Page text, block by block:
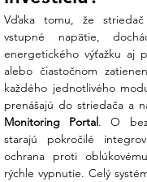
SafeDC™, ktorá
napätie v kábloch na
pri vypnutí striedača,
majetok aj servisných
Jednoduché
(SetApp):Žiadne
Konfigurácia
cez váš smartfón
aplikácie SolarEdge
Vďaka tomu, že striedač
vstupné napätie,
energetického výťažku aj
alebo čiastočnom
každého jednotlivého
prenášajú do striedača a
Monitoring Portal. O
starajú pokročilé
ochrana proti
rýchle vypnutie. Celý